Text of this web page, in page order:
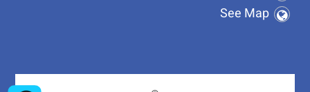
See Map